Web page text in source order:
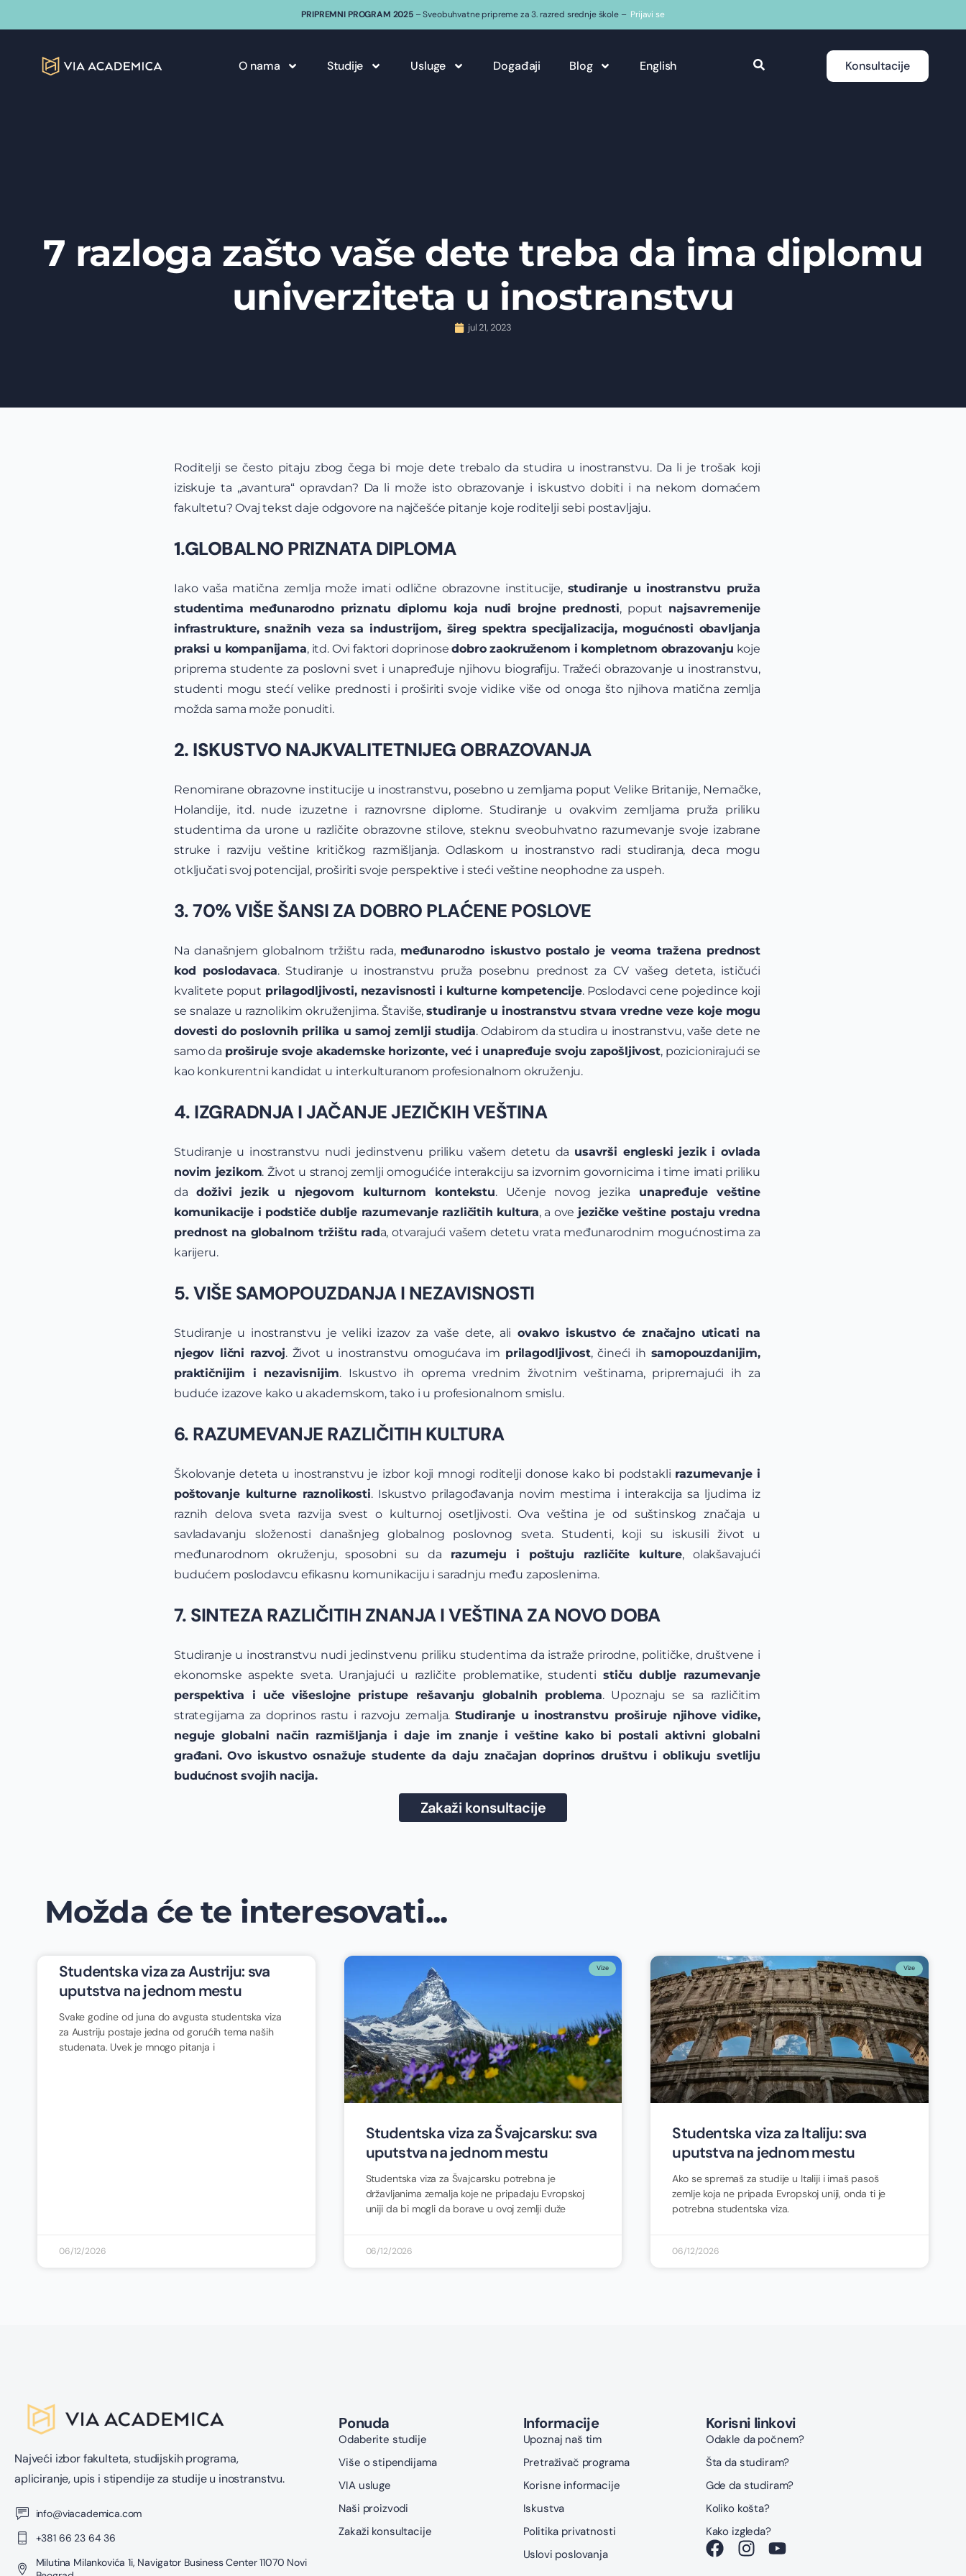
PRIPREMNI PROGRAM 2025– Sveobuhvatne pripreme za 3. razred srednje škole – Prijavi se
O nama Studije Usluge Događaji Blog English Konsultacije
7 razloga zašto vaše dete treba da ima diplomu
univerziteta u inostranstvu
jul 21, 2023
Roditelji se često pitaju zbog čega bi moje dete trebalo da studira u inostranstvu. Da li je trošak koji
iziskuje ta „avantura“ opravdan? Da li može isto obrazovanje i iskustvo dobiti i na nekom domaćem
fakultetu? Ovaj tekst daje odgovore na najčešće pitanje koje roditelji sebi postavljaju.
1.GLOBALNO PRIZNATA DIPLOMA
Iako vaša matična zemlja može imati odlične obrazovne institucije, studiranje u inostranstvu pruža
studentima međunarodno priznatu diplomu koja nudi brojne prednosti, poput najsavremenije
infrastrukture, snažnih veza sa industrijom, šireg spektra specijalizacija, mogućnosti obavljanja
praksi u kompanijama, itd. Ovi faktori doprinosedobro zaokruženom i kompletnom obrazovanju koje
priprema studente za poslovni svet i unapređuje njihovu biografiju. Tražeći obrazovanje u inostranstvu,
studenti mogu stećí velike prednosti i proširiti svoje vidike više od onoga što njihova matična zemlja
možda sama može ponuditi.
2. ISKUSTVO NAJKVALITETNIJEG OBRAZOVANJA
Renomirane obrazovne institucije u inostranstvu, posebno u zemljama poput Velike Britanije, Nemačke,
Holandije, itd. nude izuzetne i raznovrsne diplome. Studiranje u ovakvim zemljama pruža priliku
studentima da urone u različite obrazovne stilove, steknu sveobuhvatno razumevanje svoje izabrane
struke i razviju veštine kritičkog razmišljanja. Odlaskom u inostranstvo radi studiranja, deca mogu
otključati svoj potencijal, proširiti svoje perspektive i steći veštine neophodne za uspeh.
3. 70% VIŠE ŠANSI ZA DOBRO PLAĆENE POSLOVE
Na današnjem globalnom tržištu rada, međunarodno iskustvo postalo je veoma tražena prednost
kod poslodavaca. Studiranje u inostranstvu pruža posebnu prednost za CV vašeg deteta, ističući
kvalitete poput prilagodljivosti, nezavisnosti i kulturne kompetencije. Poslodavci cene pojedince koji
se snalaze u raznolikim okruženjima. Štaviše,studiranje u inostranstvu stvara vredne veze koje mogu
dovesti do poslovnih prilika u samoj zemlji studija. Odabirom da studira u inostranstvu, vaše dete ne
samo da proširuje svoje akademske horizonte, već i unapređuje svoju zapošljivost, pozicionirajući se
kao konkurentni kandidat u interkulturanom profesionalnom okruženju.
4. IZGRADNJA I JAČANJE JEZIČKIH VEŠTINA
Studiranje u inostranstvu nudi jedinstvenu priliku vašem detetu da usavrši engleski jezik i ovlada
novim jezikom. Život u stranoj zemlji omogućiće interakciju sa izvornim govornicima i time imati priliku
dadoživi jezik u njegovom kulturnom kontekstu. Učenje novog jezika unapređuje veštine
komunikacije i podstiče dublje razumevanje različitih kultura, a ove jezičke veštine postaju vredna
prednost na globalnom tržištu rada, otvarajući vašem detetu vrata međunarodnim mogućnostima za
karijeru.
5. VIŠE SAMOPOUZDANJA I NEZAVISNOSTI
Studiranje u inostranstvu je veliki izazov za vaše dete, ali ovakvo iskustvo će značajno uticati na
njegov lični razvoj. Život u inostranstvu omogućava im prilagodljivost, čineći ih samopouzdanijim,
praktičnijim i nezavisnijim. Iskustvo ih oprema vrednim životnim veštinama, pripremajući ih za
buduće izazove kako u akademskom, tako i u profesionalnom smislu.
6. RAZUMEVANJE RAZLIČITIH KULTURA
Školovanje deteta u inostranstvu je izbor koji mnogi roditelji donose kako bi podstakli razumevanje i
poštovanje kulturne raznolikosti. Iskustvo prilagođavanja novim mestima i interakcija sa ljudima iz
raznih delova sveta razvija svest o kulturnoj osetljivosti. Ova veština je od suštinskog značaja u
savladavanju složenosti današnjeg globalnog poslovnog sveta. Studenti, koji su iskusili život u
međunarodnom okruženju, sposobni su da razumeju i poštuju različite kulture, olakšavajući
budućem poslodavcu efikasnu komunikaciju i saradnju među zaposlenima.
7. SINTEZA RAZLIČITIH ZNANJA I VEŠTINA ZA NOVO DOBA
Studiranje u inostranstvu nudi jedinstvenu priliku studentima da istraže prirodne, političke, društvene i
ekonomske aspekte sveta. Uranjajući u različite problematike, studenti stiču dublje razumevanje
perspektiva i uče višeslojne pristupe rešavanju globalnih problema. Upoznaju se sa različitim
strategijama za doprinos rastu i razvoju zemalja. Studiranje u inostranstvu proširuje njihove vidike,
neguje globalni način razmišljanja i daje im znanje i veštine kako bi postali aktivni globalni
građani. Ovo iskustvo osnažuje studente da daju značajan doprinos društvu i oblikuju svetliju
budućnost svojih nacija.
Zakaži konsultacije
Možda će te interesovati...
Studentska viza za Austriju: sva
uputstva na jednom mestu
Svake godine od juna do avgusta studentska viza
za Austriju postaje jedna od gorućih tema naših
studenata. Uvek je mnogo pitanja i
06/12/2026
Vize
Studentska viza za Švajcarsku: sva
uputstva na jednom mestu
Studentska viza za Švajcarsku potrebna je
državljanima zemalja koje ne pripadaju Evropskoj
uniji da bi mogli da borave u ovoj zemlji duže
06/12/2026
Vize
Studentska viza za Italiju: sva
uputstva na jednom mestu
Ako se spremaš za studije u Italiji i imaš pasoš
zemlje koja ne pripada Evropskoj uniji, onda ti je
potrebna studentska viza.
06/12/2026
Najveći izbor fakulteta, studijskih programa,
apliciranje, upis i stipendije za studije u inostranstvu.
info@viacademica.com
+381 66 23 64 36
Milutina Milankovića 1i, Navigator Business Center 11070 Novi
Ponuda
Odaberite studije
Više o stipendijama
VIA usluge
Naši proizvodi
Zakaži konsultacije
Informacije
Upoznaj naš tim
Pretraživač programa
Korisne informacije
Iskustva
Politika privatnosti
Uslovi poslovanja
Korisni linkovi
Odakle da počnem?
Šta da studiram?
Gde da studiram?
Koliko košta?
Kako izgleda?